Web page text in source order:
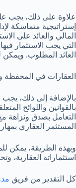
علاوة على ذلك، يجب
إستراتيجية متماسكة
المالي والعائد على
التي يجب الاستثمار
العائد المطلوب.
العقارات في المحفظة
بالإضافة إلى ذلك،
بالقوانين واللوائح
التعامل بصدق ونزاهة
المستثمر العقاري
وبهذه الطريقة، يمكن
استثماراته العقارية،
كل التقدير من فريق